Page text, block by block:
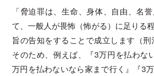
「脅迫罪は、生命、身体、自由、名
て、一般人が畏怖（怖がる）に足りる
旨の告知をすることで成立します（刑
そのため、例えば、『3万円を払わな
万円を払わないなら家まで行く』『3